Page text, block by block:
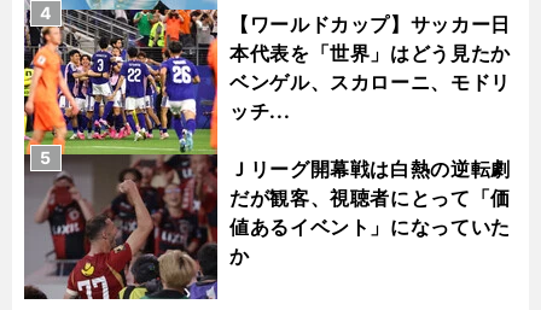
【ワールドカップ】サッカー日
本代表を「世界」はどう見たか
ベンゲル、スカローニ、モドリ
ッチ...
4
Ｊリーグ開幕戦は白熱の逆転劇
だが観客、視聴者にとって「価
値あるイベント」になっていた
か
5